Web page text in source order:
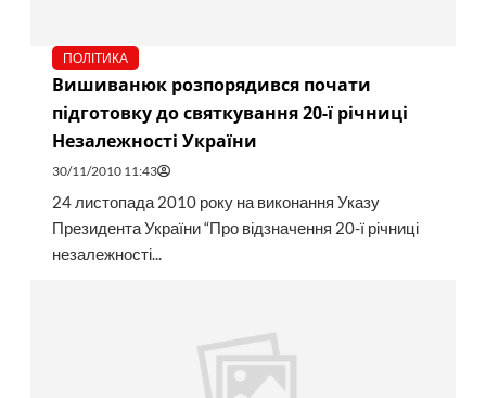
ПОЛІТИКА
Вишиванюк розпорядився почати
підготовку до святкування 20-ї річниці
Незалежності України
30/11/2010 11:43
24 листопада 2010 року на виконання Указу
Президента України “Про відзначення 20-ї річниці
незалежності...